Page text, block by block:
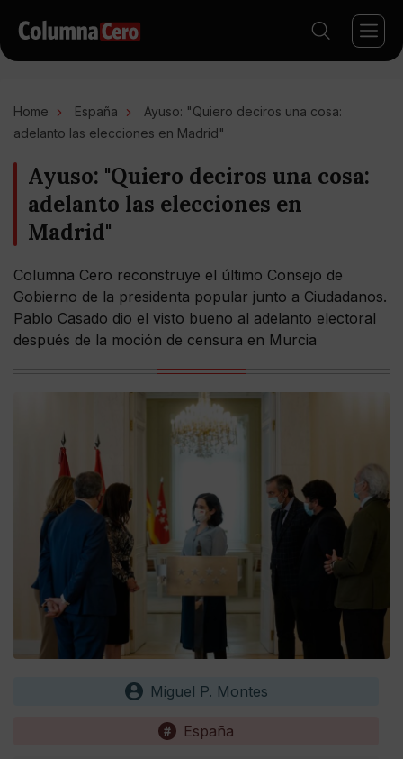
Home España
Ayuso: "Quiero deciros una cosa:
adelanto las elecciones en Madrid"
Ayuso: "Quiero deciros una cosa:
adelanto las elecciones en
Madrid"
Columna Cero reconstruye el último Consejo de
Gobierno de la presidenta popular junto a Ciudadanos.
Pablo Casado dio el visto bueno al adelanto electoral
después de la moción de censura en Murcia
Miguel P. Montes
España